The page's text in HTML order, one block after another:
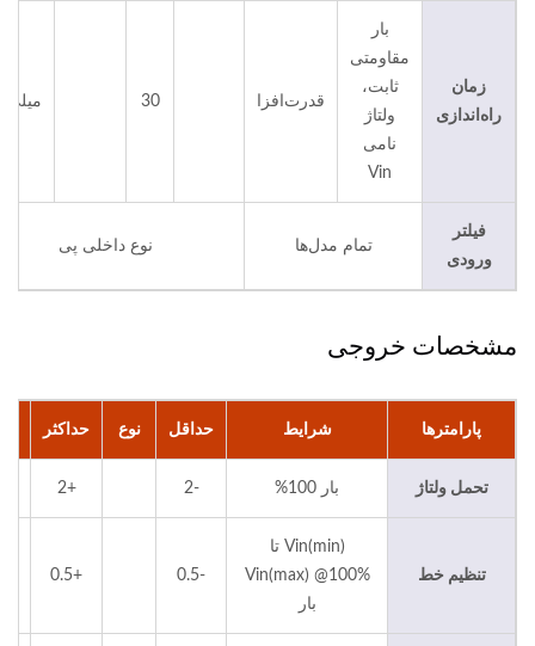
زمان
راه‌اندازی
بار
مقاومتی
ثابت،
ولتاژ
نامی
Vin
قدرت‌افزا 30
فیلتر
ورودی
تمام مدل‌ها نوع داخلی پی
مشخصات خروجی
پارامترها شرایط حداقل نوع حداکثر
تحمل ولتاژ بار 100% -2
+2
تنظیم خط
Vin(min) تا
Vin(max) @100%
بار
-0.5
+0.5